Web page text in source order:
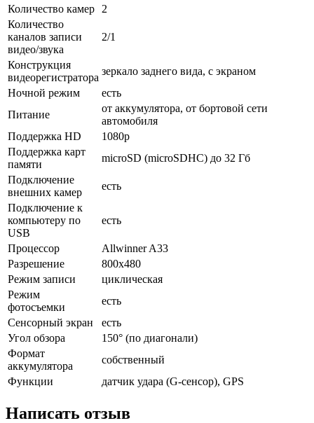
Количество камер
2
Количество
каналов записи
видео/звука
2/1
Конструкция
видеорегистратора
зеркало заднего вида, с экраном
Ночной режим
есть
Питание
от аккумулятора, от бортовой сети
автомобиля
Поддержка HD
1080p
Поддержка карт
памяти
microSD (microSDHC) до 32 Гб
Подключение
внешних камер
есть
Подключение к
компьютеру по
USB
есть
Процессор
Allwinner A33
Разрешение
800x480
Режим записи
циклическая
Режим
фотосъемки
есть
Сенсорный экран
есть
Угол обзора
150° (по диагонали)
Формат
аккумулятора
собственный
Функции
датчик удара (G-сенсор), GPS
Написать отзыв